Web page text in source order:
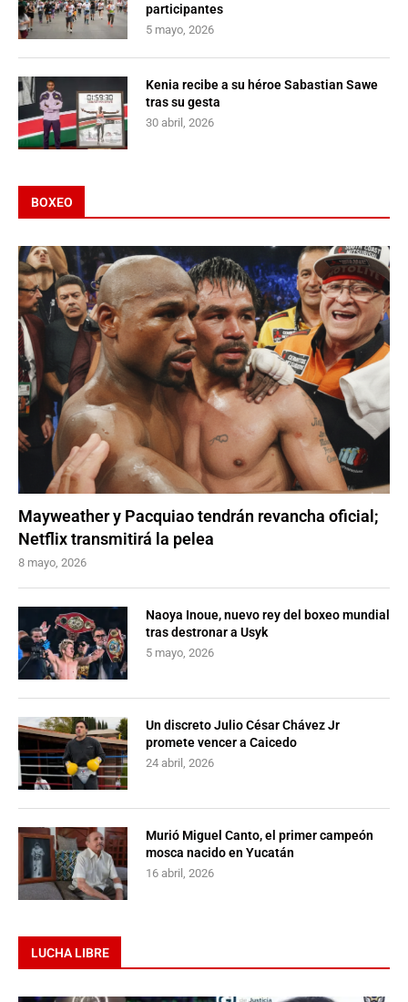
participantes
5 mayo, 2026
Kenia recibe a su héroe Sabastian Sawe
tras su gesta
30 abril, 2026
BOXEO
Mayweather y Pacquiao tendrán revancha oficial;
Netflix transmitirá la pelea
8 mayo, 2026
Naoya Inoue, nuevo rey del boxeo mundial
tras destronar a Usyk
5 mayo, 2026
Un discreto Julio César Chávez Jr
promete vencer a Caicedo
24 abril, 2026
Murió Miguel Canto, el primer campeón
mosca nacido en Yucatán
16 abril, 2026
LUCHA LIBRE